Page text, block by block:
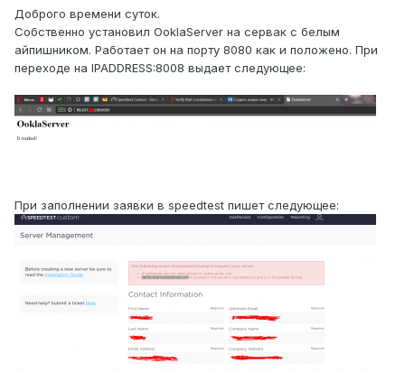
Доброго времени суток.
Собственно установил OoklaServer на сервак с белым
айпишником. Работает он на порту 8080 как и положено. При
переходе на IPADDRESS:8008 выдает следующее:
При заполнении заявки в speedtest пишет следующее: